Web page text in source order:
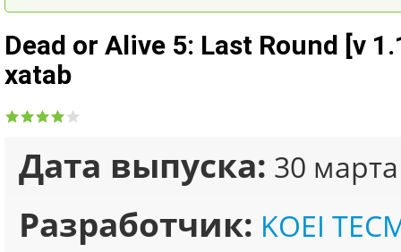
Dead or Alive 5: Last Round [v
xatab
Дата выпуска: 30
Разработчик: KOEI